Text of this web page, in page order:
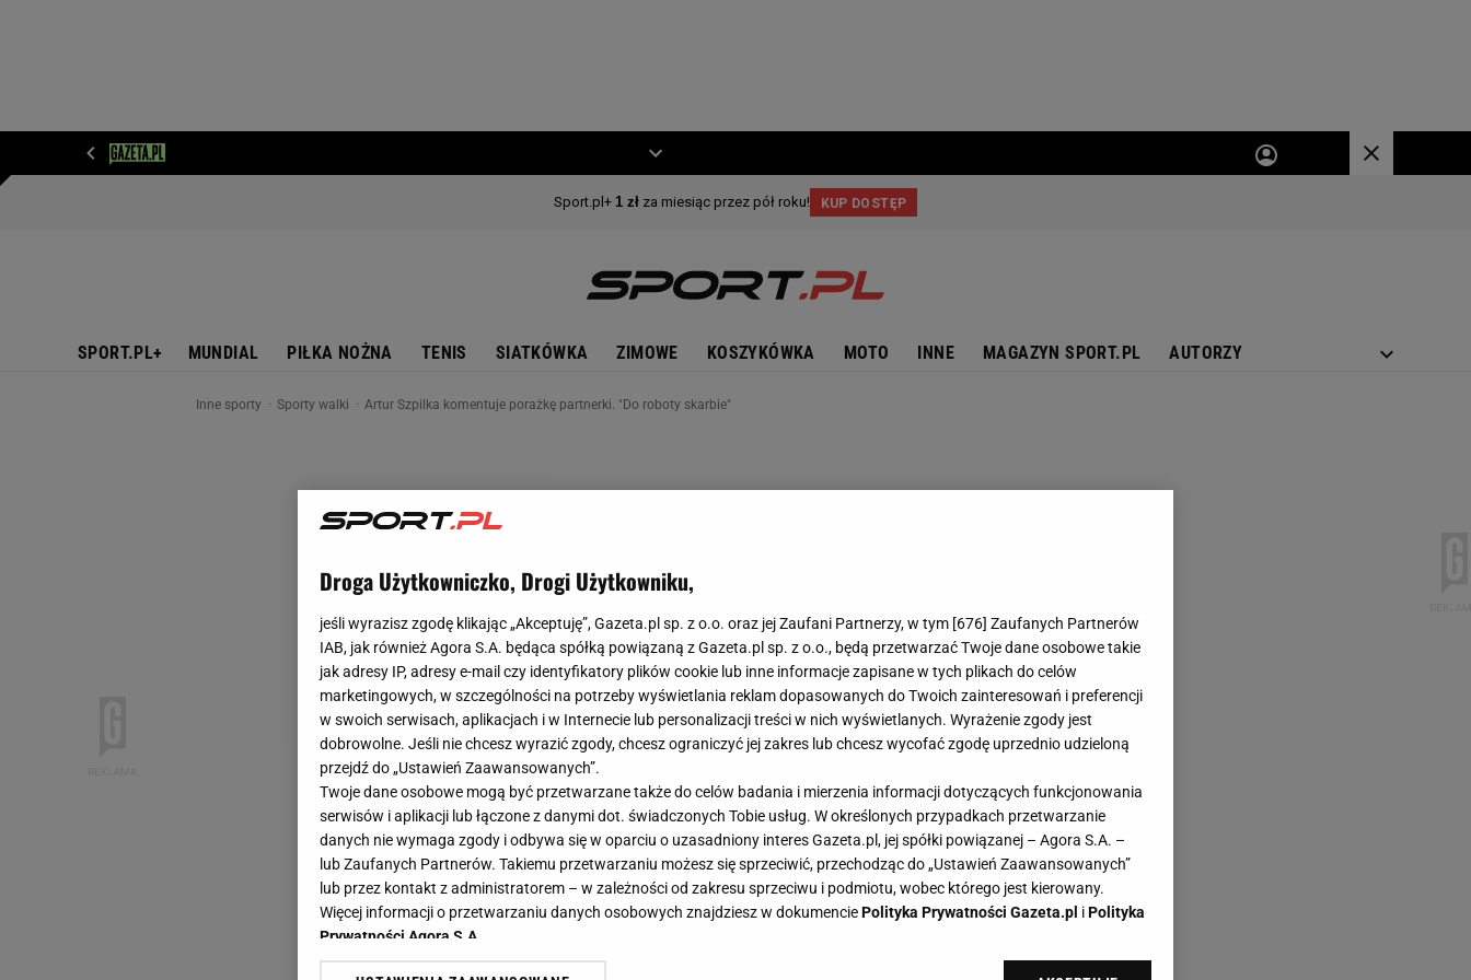
SPORT.PL+ MUNDIAL PIŁKA NOŻNA TENIS SIATKÓWKA ZIMOWE KOSZYKÓWKA MOTO INNE MAGAZYN SPORT.PL AUTORZY
Inne sporty Sporty walki Artur Szpilka komentuje porażkę partnerki. "Do roboty skarbie"
Droga Użytkowniczko, Drogi Użytkowniku,
jeśli wyrazisz zgodę klikając „Akceptuję”, Gazeta.pl sp. z o.o. oraz jej Zaufani Partnerzy, w tym [676] Zaufanych Partnerów
IAB, jak również Agora S.A. będąca spółką powiązaną z Gazeta.pl sp. z o.o., będą przetwarzać Twoje dane osobowe takie
jak adresy IP, adresy e-mail czy identyfikatory plików cookie lub inne informacje zapisane w tych plikach do celów
marketingowych, w szczególności na potrzeby wyświetlania reklam dopasowanych do Twoich zainteresowań i preferencji
w swoich serwisach, aplikacjach i w Internecie lub personalizacji treści w nich wyświetlanych. Wyrażenie zgody jest
dobrowolne. Jeśli nie chcesz wyrazić zgody, chcesz ograniczyć jej zakres lub chcesz wycofać zgodę uprzednio udzieloną
przejdź do „Ustawień Zaawansowanych”.
Twoje dane osobowe mogą być przetwarzane także do celów badania i mierzenia informacji dotyczących funkcjonowania
serwisów i aplikacji lub łączone z danymi dot. świadczonych Tobie usług. W określonych przypadkach przetwarzanie
danych nie wymaga zgody i odbywa się w oparciu o uzasadniony interes Gazeta.pl, jej spółki powiązanej – Agora S.A. –
lub Zaufanych Partnerów. Takiemu przetwarzaniu możesz się sprzeciwić, przechodząc do „Ustawień Zaawansowanych”
lub przez kontakt z administratorem – w zależności od zakresu sprzeciwu i podmiotu, wobec którego jest kierowany.
Więcej informacji o przetwarzaniu danych osobowych znajdziesz w dokumenciePolityka Prywatności Gazeta.pl iPolityka
Prywatności Agora S.A.